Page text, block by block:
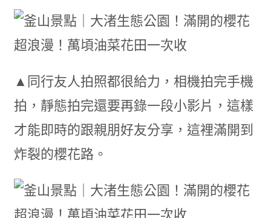
▲同行友人拍照都很給力，相機拍完手機
拍，靜態拍完還要再錄一段小影片，這樣
才能即時的跟親朋好友分享，這裡滿開到
炸裂的櫻花路。